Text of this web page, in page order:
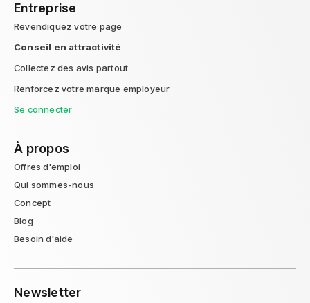
Entreprise
Revendiquez votre page
Conseil en attractivité
Collectez des avis partout
Renforcez votre marque employeur
Se connecter
À propos
Offres d'emploi
Qui sommes-nous
Concept
Blog
Besoin d'aide
Newsletter